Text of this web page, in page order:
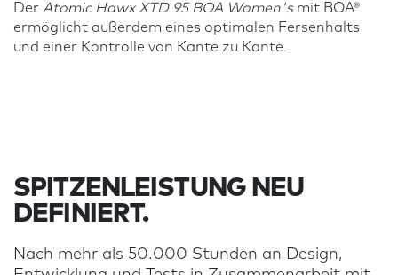
Der Atomic Hawx XTD 95 BOA Women'smit BOA®
ermöglicht außerdem eines optimalen Fersenhalts
und einer Kontrolle von Kante zu Kante.
SPITZENLEISTUNG NEU
DEFINIERT.
Nach mehr als 50.000 Stunden an Design,